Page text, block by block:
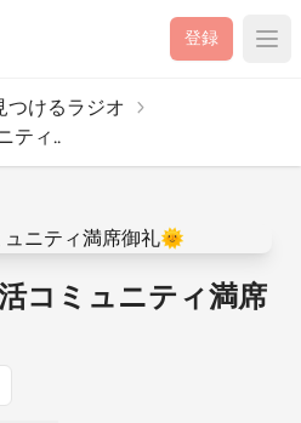
登録
つけるラジオ
ティ..
コミュニティ満席